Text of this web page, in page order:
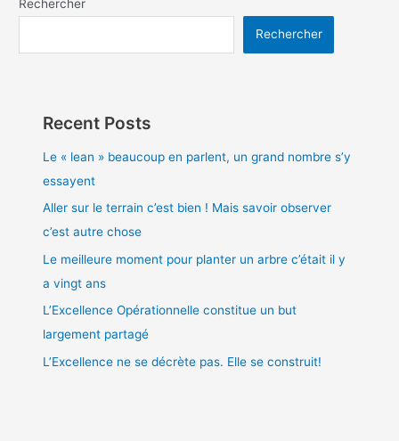
Rechercher
Rechercher
Recent Posts
Le « lean » beaucoup en parlent, un grand nombre s’y
essayent
Aller sur le terrain c’est bien ! Mais savoir observer
c’est autre chose
Le meilleure moment pour planter un arbre c’était il y
a vingt ans
L’Excellence Opérationnelle constitue un but
largement partagé
L’Excellence ne se décrète pas. Elle se construit!